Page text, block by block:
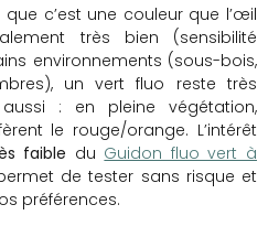
que c’est une couleur que l’œil
très bien (sensibilité
environnements (sous-bois,
un vert fluo reste très
aussi : en pleine végétation,
le rouge/orange. L’intérêt
faible du Guidon fluo vert à
de tester sans risque et
préférences.